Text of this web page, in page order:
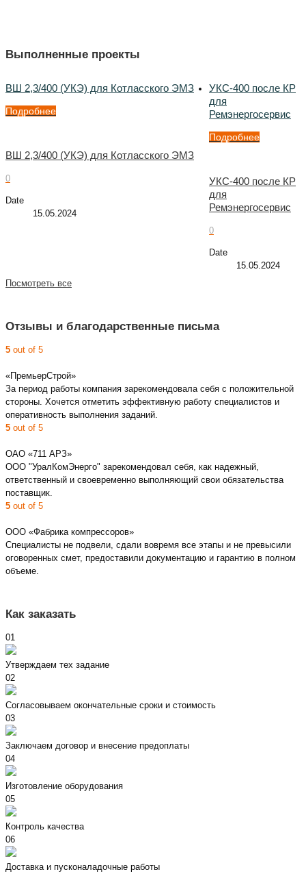
Выполненные проекты
ВШ 2,3/400 (УКЭ) для Котласского ЭМЗ
Подробнее
ВШ 2,3/400 (УКЭ) для Котласского ЭМЗ
0
Date
15.05.2024
УКС-400 после КР
для
Ремэнергосервис
Подробнее
УКС-400 после КР
для
Ремэнергосервис
0
Date
15.05.2024
Посмотреть все
Отзывы и благодарственные письма
5 out of 5
«ПремьерСтрой»
За период работы компания зарекомендовала себя с положительной
стороны. Хочется отметить эффективную работу специалистов и
оперативность выполнения заданий.
5 out of 5
ОАО «711 АРЗ»
ООО "УралКомЭнерго" зарекомендовал себя, как надежный,
ответственный и своевременно выполняющий свои обязательства
поставщик.
5 out of 5
ООО «Фабрика компрессоров»
Специалисты не подвели, сдали вовремя все этапы и не превысили
оговоренных смет, предоставили документацию и гарантию в полном
объеме.
Как заказать
01
Утверждаем тех задание
02
Согласовываем окончательные сроки и стоимость
03
Заключаем договор и внесение предоплаты
04
Изготовление оборудования
05
Контроль качества
06
Доставка и пусконаладочные работы